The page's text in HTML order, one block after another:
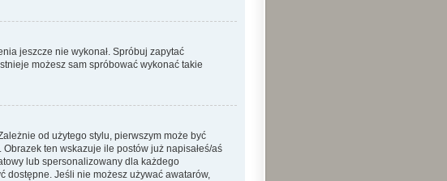
jeszcze nie wykonał. Spróbuj zapytać
możesz sam spróbować wykonać takie
od użytego stylu, pierwszym może być
ten wskazuje ile postów już napisałeś/aś
lub spersonalizowany dla każdego
dostępne. Jeśli nie możesz używać awatarów,